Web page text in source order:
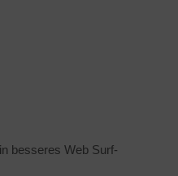
besseres Web Surf-